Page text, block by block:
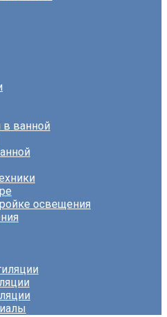
в ванной
освещения